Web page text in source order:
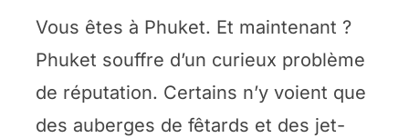
Vous êtes à Phuket. Et maintenant ?
Phuket souffre d’un curieux problème
de réputation. Certains n’y voient que
des auberges de fêtards et des jet-